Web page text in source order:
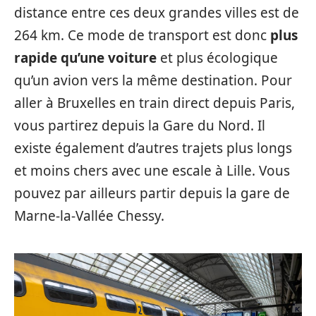
distance entre ces deux grandes villes est de
264 km. Ce mode de transport est donc plus
rapide qu’une voiture et plus écologique
qu’un avion vers la même destination. Pour
aller à Bruxelles en train direct depuis Paris,
vous partirez depuis la Gare du Nord. Il
existe également d’autres trajets plus longs
et moins chers avec une escale à Lille. Vous
pouvez par ailleurs partir depuis la gare de
Marne-la-Vallée Chessy.